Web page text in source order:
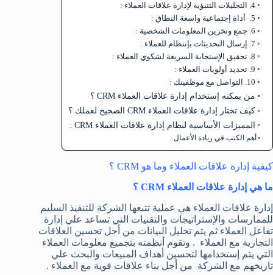
4. التحليلات التنبؤية لإدارة علاقات العملاء :
5. أداة إجتماعية واسعة النطاق :
6. جمع وتخزين المعلومات الشخصية :
7. إرسال التحديثات بإنتظام للعملاء :
8. تحقيق الإستجابة السريعة لشكوي العملاء :
9. تحديد أولويات العملاء :
10. التواصل مع موظفينك :
من يمكنه إستخدام إدارة علاقات العملاء CRM ؟
كيف تختار إدارة علاقات العملاء CRM الصحيح لعملك ؟
المميزات الأساسية لنظام إدارة علاقات العملاء CRM :
أهم الكتب في ريادة الأعمال
كيفية إدارة علاقات العملاء وما هو CRM ؟
ما هي إدارة علاقات العملاء CRM ؟
إدارة علاقات العملاء هي عملية تتبعها الشركة للتنفيذ السليم
للممارسات والإستراتيجات والتقنيات التي تساعد علي إدارة
تفاعل العملاء ثم يتم تحليل البيانات من أجل تحسين العلاقات
التجارية مع العملاء . وتقوم أنظمته بتجميع معلومات العملاء
التي يتم إستخدامها لتحسين أهداف المبيعات والبحث علي
تاريخهم مع الشركة من أجل بناء علاقات قوية مع العملاء .